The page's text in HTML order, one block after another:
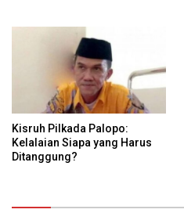
Kisruh Pilkada Palopo:
Kelalaian Siapa yang Harus
Ditanggung?